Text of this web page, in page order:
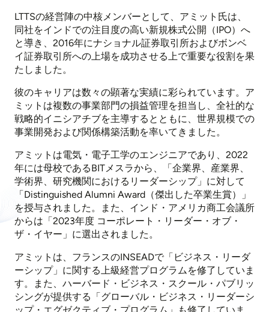
LTTSの経営陣の中核メンバーとして、アミット氏は、
同社をインドでの注目度の高い新規株式公開（IPO）へ
と導き、2016年にナショナル証券取引所およびボンベ
イ証券取引所への上場を成功させる上で重要な役割を果
たしました。
彼のキャリアは数々の顕著な実績に彩られています。ア
ミットは複数の事業部門の損益管理を担当し、全社的な
戦略的イニシアチブを主導するとともに、世界規模での
事業開発および関係構築活動を率いてきました。
アミットは電気・電子工学のエンジニアであり、2022
年には母校であるBITメスラから、「企業界、産業界、
学術界、研究機関におけるリーダーシップ」に対して
「Distinguished Alumni Award（傑出した卒業生賞）」
を授与されました。また、インド・アメリカ商工会議所
からは「2023年度 コーポレート・リーダー・オブ・
ザ・イヤー」に選出されました。
アミットは、フランスのINSEADで「ビジネス・リーダ
ーシップ」に関する上級経営プログラムを修了していま
す。また、ハーバード・ビジネス・スクール・パブリッ
シングが提供する「グローバル・ビジネス・リーダーシ